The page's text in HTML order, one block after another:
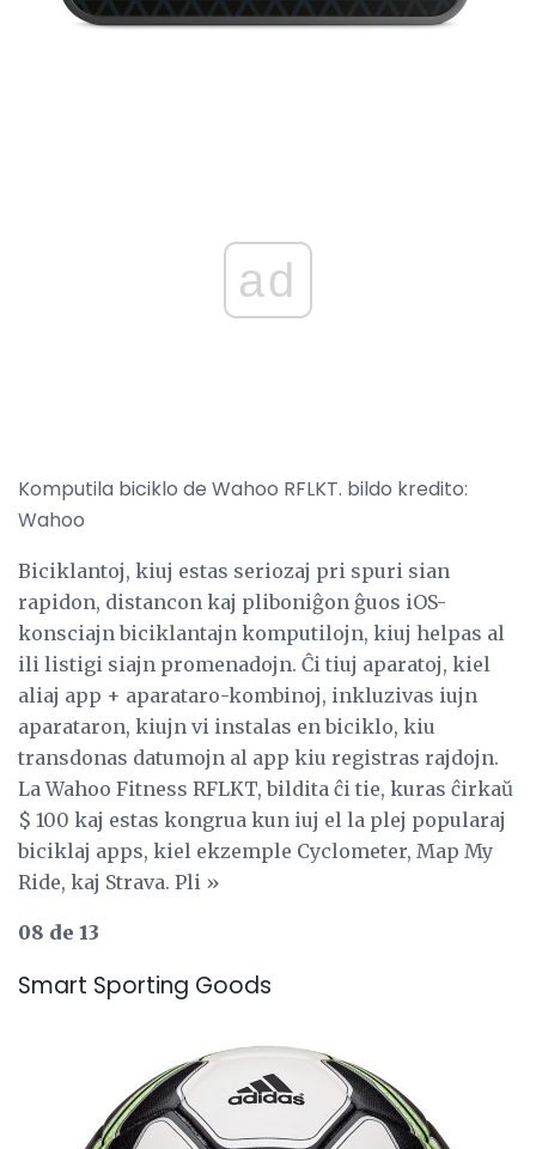
ad
Komputila biciklo de Wahoo RFLKT. bildo kredito:
Wahoo
Biciklantoj, kiuj estas seriozaj pri spuri sian
rapidon, distancon kaj pliboniĝon ĝuos iOS-
konsciajn biciklantajn komputilojn, kiuj helpas al
ili listigi siajn promenadojn. Ĉi tiuj aparatoj, kiel
aliaj app + aparataro-kombinoj, inkluzivas iujn
aparataron, kiujn vi instalas en biciklo, kiu
transdonas datumojn al app kiu registras rajdojn.
La Wahoo Fitness RFLKT, bildita ĉi tie, kuras ĉirkaŭ
$ 100 kaj estas kongrua kun iuj el la plej popularaj
biciklaj apps, kiel ekzemple Cyclometer, Map My
Ride, kaj Strava. Pli »
08 de 13
Smart Sporting Goods